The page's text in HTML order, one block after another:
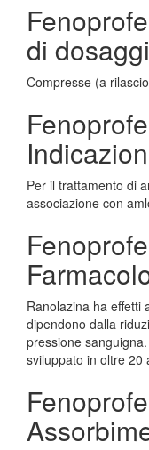
di
Compresse (a
Per il trattamento di
associazione con
Ranolazina ha effetti
dipendono dalla
pressione
sviluppato in oltre 20